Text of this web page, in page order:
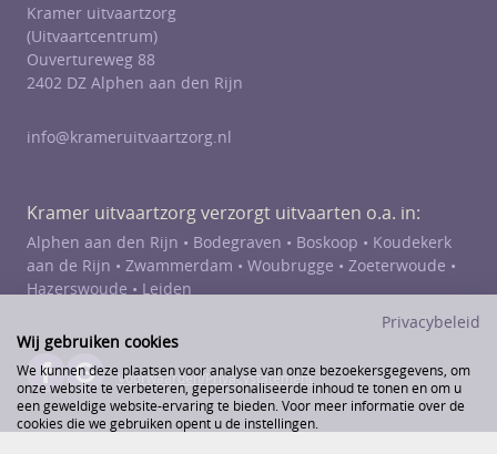
Kramer uitvaartzorg
(Uitvaartcentrum)
Ouvertureweg 88
2402 DZ Alphen aan den Rijn
info@krameruitvaartzorg.nl
Kramer uitvaartzorg verzorgt uitvaarten o.a. in:
Alphen aan den Rijn • Bodegraven • Boskoop • Koudekerk
aan de Rijn • Zwammerdam • Woubrugge • Zoeterwoude •
Hazerswoude • Leiden
Voorwaarden/Privacystatement
Privacybeleid
Wij gebruiken cookies
We kunnen deze plaatsen voor analyse van onze bezoekersgegevens, om
onze website te verbeteren, gepersonaliseerde inhoud te tonen en om u
een geweldige website-ervaring te bieden. Voor meer informatie over de
cookies die we gebruiken opent u de instellingen.